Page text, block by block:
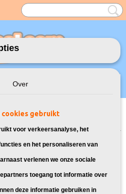
UW WINKELWAGEN
HP>Huismerk vervangt HP 79A Toner
Over
cookies gebruikt
voor verkeersanalyse, het
en het personaliseren van
verlenen we onze sociale
toegang tot informatie over
deze informatie gebruiken in